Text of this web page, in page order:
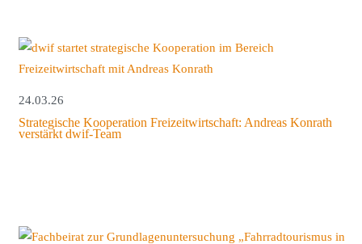
24.03.26
Strategische Kooperation Freizeitwirtschaft: Andreas Konrath
verstärkt dwif-Team